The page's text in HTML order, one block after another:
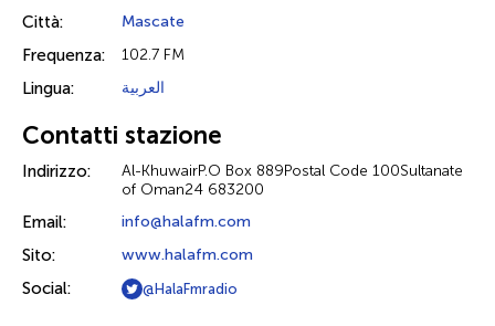
Città: Mascate
Frequenza: 102.7 FM
Lingua: العربية
Contatti stazione
Indirizzo:
Al-KhuwairP.O Box 889Postal Code 100Sultanate
of Oman24 683200
Email: info@halafm.com
Sito: www.halafm.com
Social: @HalaFmradio